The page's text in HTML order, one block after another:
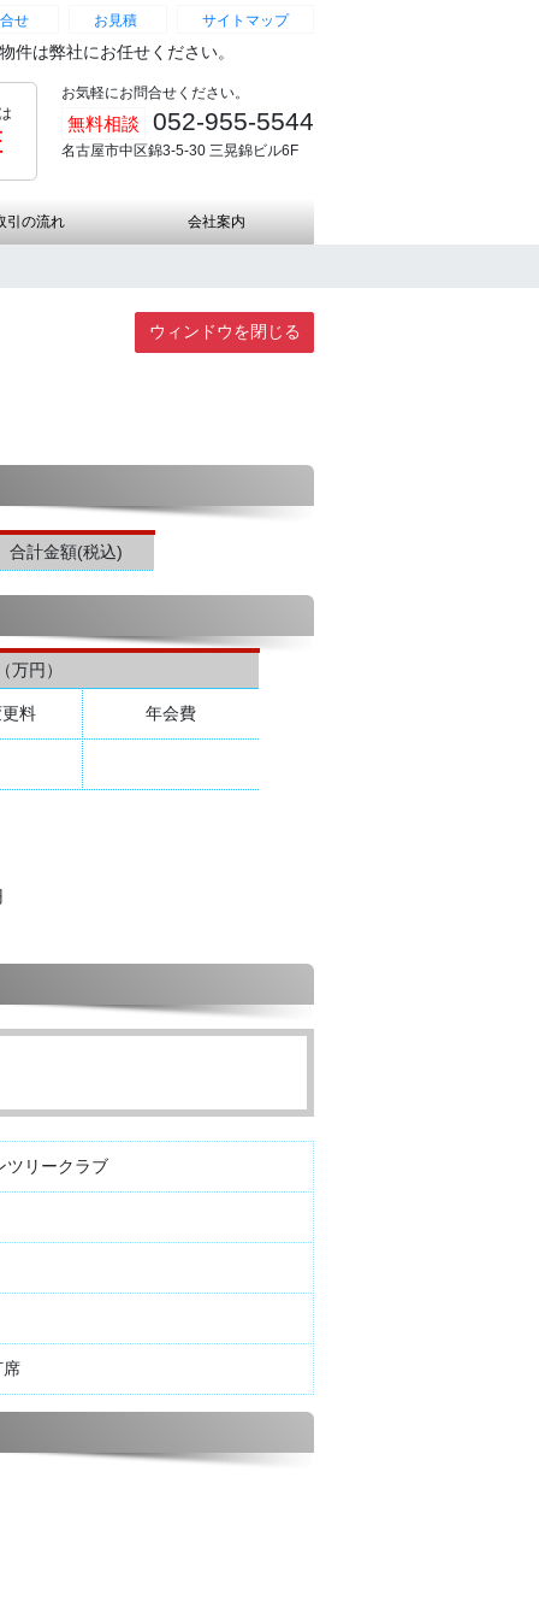
せ お見積 サイトマップ
は弊社にお任せください。
お気軽にお問合せください。
無料相談 052-955-5544
名古屋市中区錦3-5-30 三晃錦ビル6F
引の流れ 会社案内
ウィンドウを閉じる
合計金額(税込)
万円）
料 年会費
ツリークラブ